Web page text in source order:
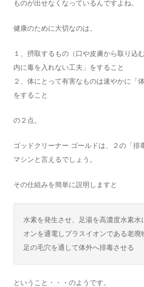
ものが出せなくなっているんですよね。
健康のために大切なのは、
１、摂取するもの（口や皮膚から取り込
内に毒を入れない工夫」をすること
２、体にとって有害なものは速やかに「
をすること
の２点。
ゴッドクリーナー ゴールドは、２の「排
マシンと言えるでしょう。
その仕組みを簡単に説明しますと
水素を発生させ、足湯を高濃度水素水
オンを通電しプラスイオンである老廃
足の毛穴を通して体外へ排毒させる
ということ・・・のようです。